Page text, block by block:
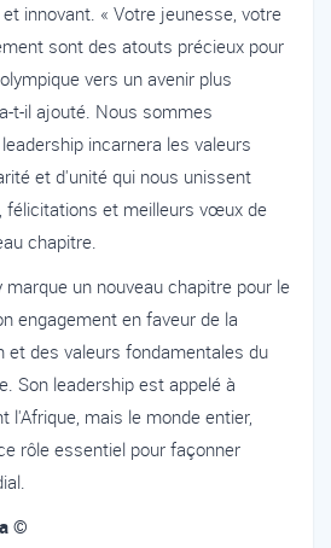
innovant. « Votre jeunesse, votre
sont des atouts précieux pour
vers un avenir plus
t-il ajouté. Nous sommes
incarnera les valeurs
et d'unité qui nous unissent
félicitations et meilleurs vœux de
chapitre.
marque un nouveau chapitre pour le
engagement en faveur de la
et des valeurs fondamentales du
Son leadership est appelé à
l'Afrique, mais le monde entier,
rôle essentiel pour façonner
©